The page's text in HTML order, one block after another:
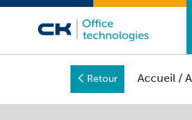
Retour Accueil /